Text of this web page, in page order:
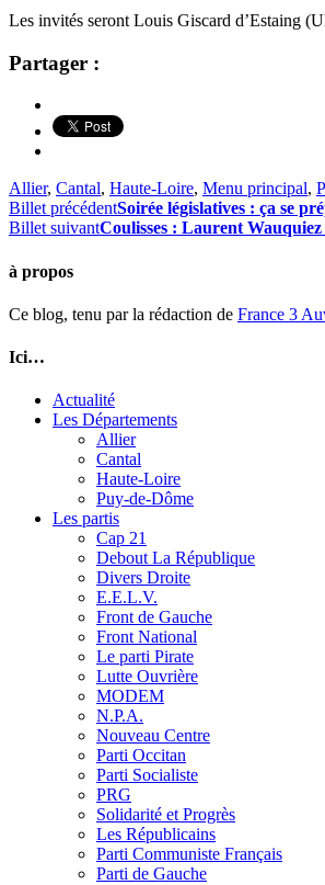
Les invités seront Louis Giscard d’Estaing
Partager :
Allier, Cantal, Haute-Loire, Menu principal,
Billet précédentSoirée législatives : ça se
Billet suivantCoulisses : Laurent Wauquiez
à propos
Ce blog, tenu par la rédaction de France 3
Ici…
Actualité
Les Départements
Allier
Cantal
Haute-Loire
Puy-de-Dôme
Les partis
Cap 21
Debout La République
Divers Droite
E.E.L.V.
Front de Gauche
Front National
Le parti Pirate
Lutte Ouvrière
MODEM
N.P.A.
Nouveau Centre
Parti Occitan
Parti Socialiste
PRG
Solidarité et Progrès
Les Républicains
Parti Communiste Français
Parti de Gauche